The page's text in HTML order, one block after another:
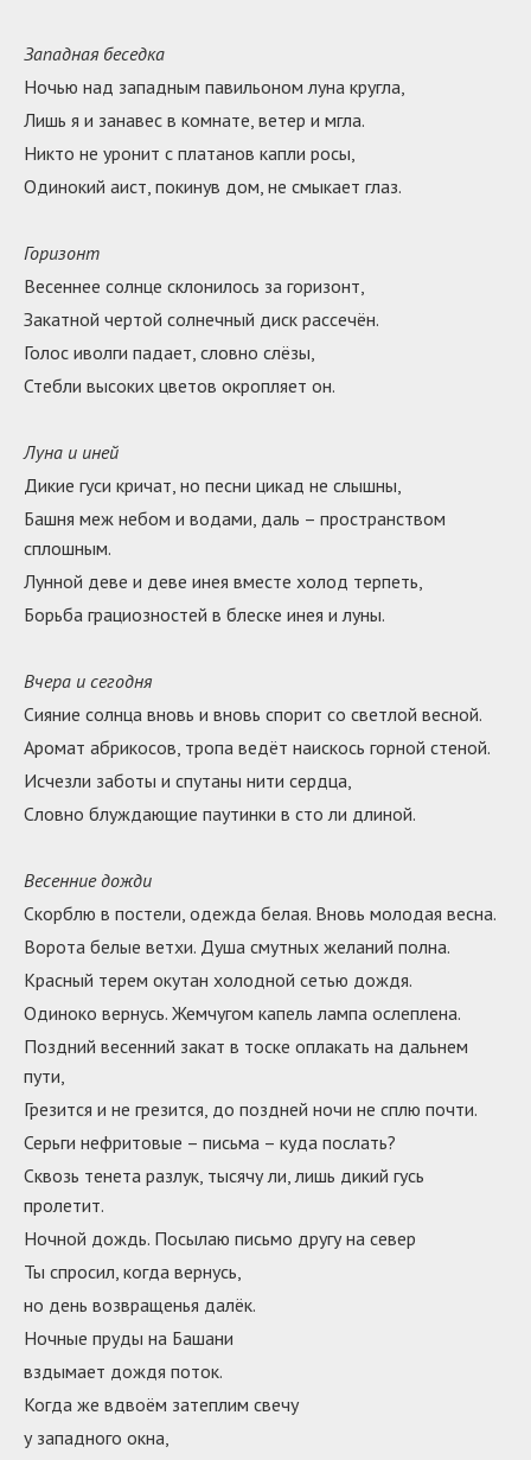
Западная беседка
Ночью над западным павильоном луна кругла,
Лишь я и занавес в комнате, ветер и мгла.
Никто не уронит с платанов капли росы,
Одинокий аист, покинув дом, не смыкает глаз.
Горизонт
Весеннее солнце склонилось за горизонт,
Закатной чертой солнечный диск рассечён.
Голос иволги падает, словно слёзы,
Стебли высоких цветов окропляет он.
Луна и иней
Дикие гуси кричат, но песни цикад не слышны,
Башня меж небом и водами, даль – пространством
сплошным.
Лунной деве и деве инея вместе холод терпеть,
Борьба грациозностей в блеске инея и луны.
Вчера и сегодня
Сияние солнца вновь и вновь спорит со светлой весной.
Аромат абрикосов, тропа ведёт наискось горной стеной.
Исчезли заботы и спутаны нити сердца,
Словно блуждающие паутинки в сто ли длиной.
Весенние дожди
Скорблю в постели, одежда белая. Вновь молодая весна.
Ворота белые ветхи. Душа смутных желаний полна.
Красный терем окутан холодной сетью дождя.
Одиноко вернусь. Жемчугом капель лампа ослеплена.
Поздний весенний закат в тоске оплакать на дальнем
пути,
Грезится и не грезится, до поздней ночи не сплю почти.
Серьги нефритовые – письма – куда послать?
Сквозь тенета разлук, тысячу ли, лишь дикий гусь
пролетит.
Ночной дождь. Посылаю письмо другу на север
Ты спросил, когда вернусь,
но день возвращенья далёк.
Ночные пруды на Башани
вздымает дождя поток.
Когда же вдвоём затеплим свечу
у западного окна,